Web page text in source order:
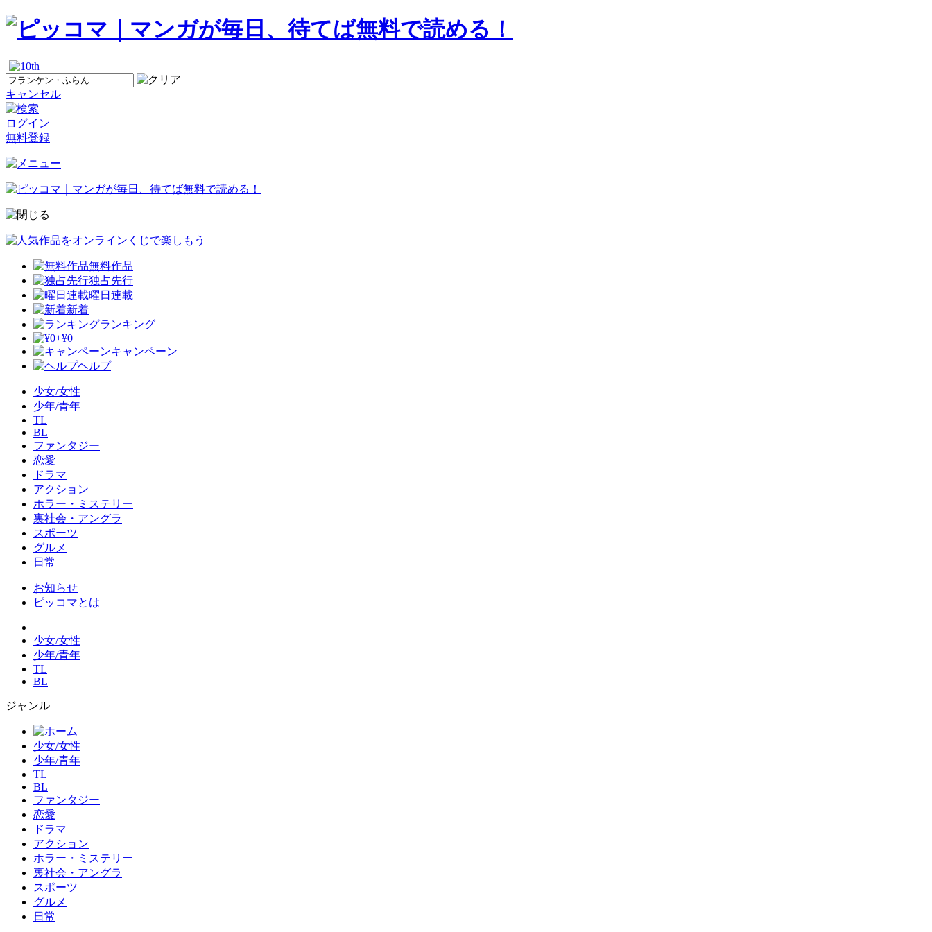
キャンセル
ログイン
無料登録
無料作品
独占先行
曜日連載
新着
ランキング
¥0+
キャンペーン
ヘルプ
少女/女性
少年/青年
TL
BL
ファンタジー
恋愛
ドラマ
アクション
ホラー・ミステリー
裏社会・アングラ
スポーツ
グルメ
日常
お知らせ
ピッコマとは
少女/女性
少年/青年
TL
BL
ジャンル
少女/女性
少年/青年
TL
BL
ファンタジー
恋愛
ドラマ
アクション
ホラー・ミステリー
裏社会・アングラ
スポーツ
グルメ
日常